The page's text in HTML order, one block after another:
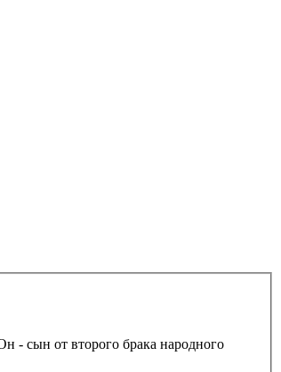
- сын от второго брака народного